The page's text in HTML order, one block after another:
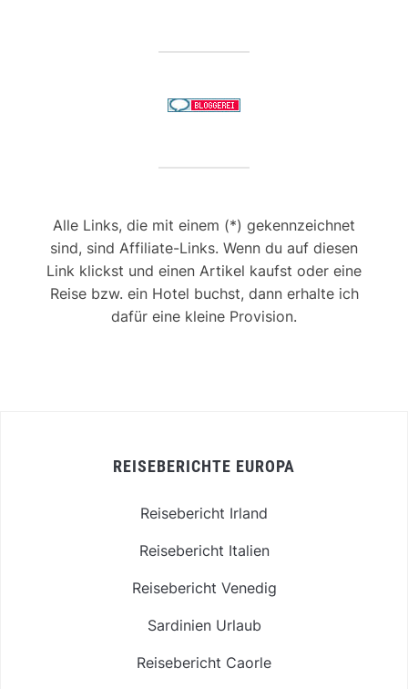
Alle Links, die mit einem (*) gekennzeichnet
sind, sind Affiliate-Links. Wenn du auf diesen
Link klickst und einen Artikel kaufst oder eine
Reise bzw. ein Hotel buchst, dann erhalte ich
dafür eine kleine Provision.
REISEBERICHTE EUROPA
Reisebericht Irland
Reisebericht Italien
Reisebericht Venedig
Sardinien Urlaub
Reisebericht Caorle